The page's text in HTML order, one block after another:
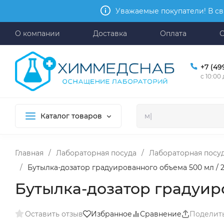
Уважаемые покупатели! В
О компании Доставка Оплата
+7
с
Каталог товаров
Главная / Лабораторная посуда / Лабораторная
/
Бутылка-дозатор градуированного объема 500 мл
Бутылка-дозатор
Оставить отзыв Избранное Сравнение